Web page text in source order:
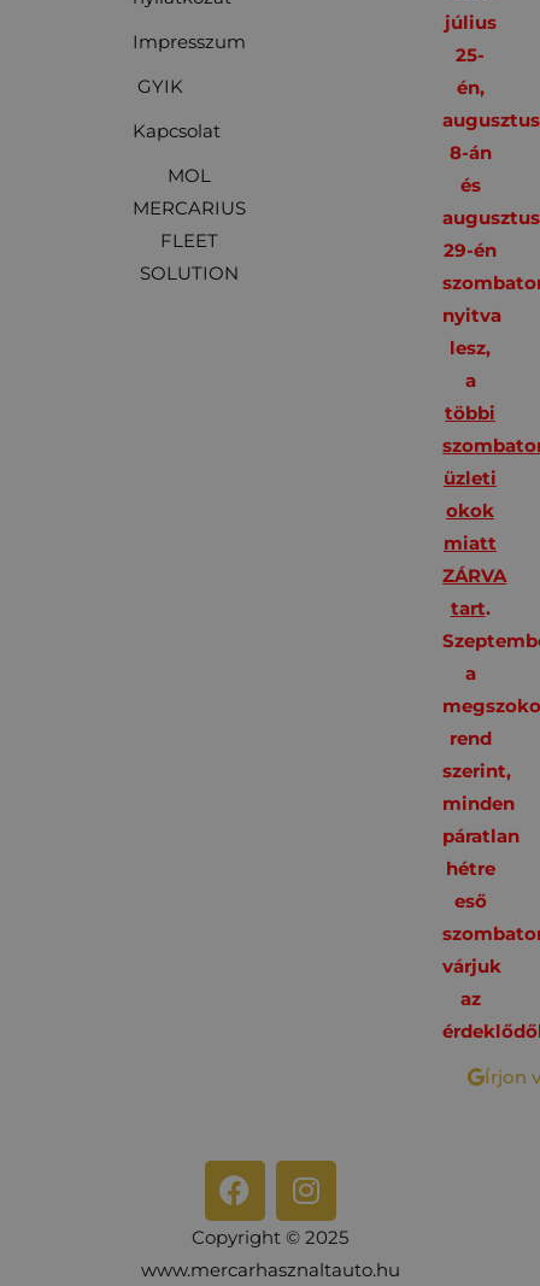
Impresszum
GYIK
Kapcsolat
MOL
MERCARIUS
FLEET
SOLUTION
július
25-
én,
augusztus
8-án
és
augusztus
29-én
nyitva
lesz,
a
többi
üzleti
okok
miatt
ZÁRVA
tart.
a
rend
szerint,
minden
páratlan
hétre
eső
várjuk
az
Írjon
Copyright © 2025
www.mercarhasznaltauto.hu